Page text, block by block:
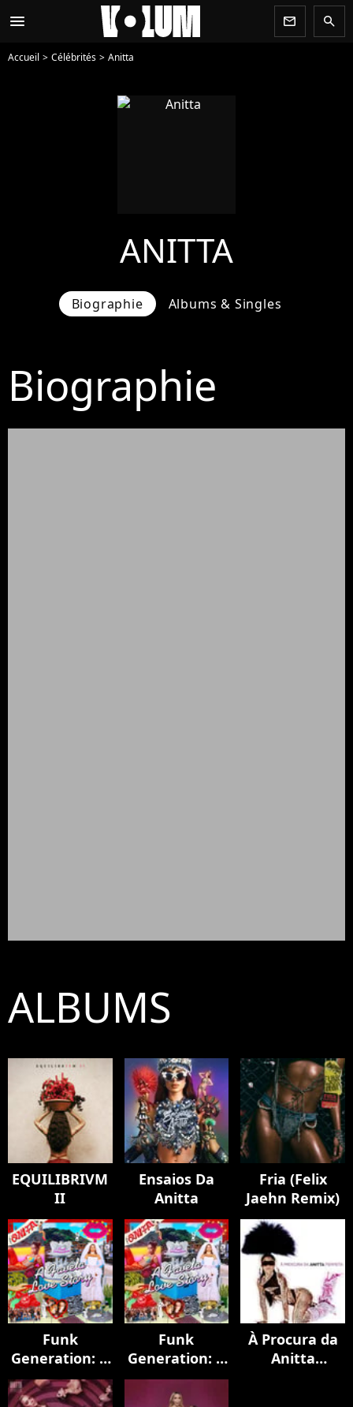
menu newsletter search
Accueil Célébrités Anitta
ANITTA
Biographie Albums & Singles
Biographie
ALBUMS
EQUILIBRIVM
II
Ensaios Da
Anitta
Fria (Felix
Jaehn Remix)
Funk
Generation: A
Favela Love
Story
Funk
Generation: A
Favela Love
Story
À Procura da
Anitta